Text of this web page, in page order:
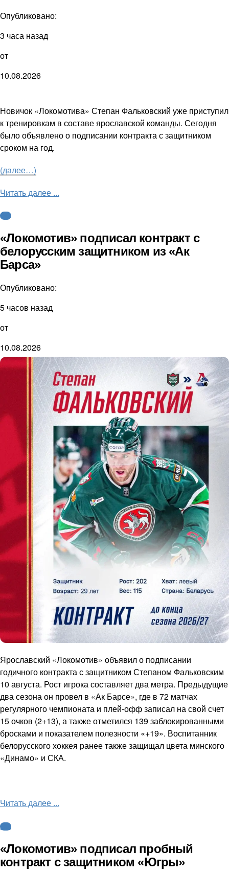
Опубликовано:
3 часа назад
от
10.08.2026
Новичок «Локомотива» Степан Фальковский уже приступил
к тренировкам в составе ярославской команды. Сегодня
было объявлено о подписании контракта с защитником
сроком на год.
(далее…)
Читать далее ...
КХЛ
«Локомотив» подписал контракт с
белорусским защитником из «Ак
Барса»
Опубликовано:
5 часов назад
от
10.08.2026
Ярославский «Локомотив» объявил о подписании
годичного контракта с защитником Степаном Фальковским
10 августа. Рост игрока составляет два метра. Предыдущие
два сезона он провел в «Ак Барсе», где в 72 матчах
регулярного чемпионата и плей-офф записал на свой счет
15 очков (2+13), а также отметился 139 заблокированными
бросками и показателем полезности «+19». Воспитанник
белорусского хоккея ранее также защищал цвета минского
«Динамо» и СКА.
Читать далее ...
КХЛ
«Локомотив» подписал пробный
контракт с защитником «Югры»